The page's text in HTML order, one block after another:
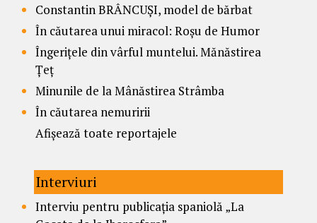
Constantin BRÂNCUȘI, model de bărbat
În căutarea unui miracol: Roșu de Humor
Îngerițele din vârful muntelui. Mănăstirea
Țeț
Minunile de la Mânăstirea Strâmba
În căutarea nemuririi
Afișează toate reportajele
Interviuri
Interviu pentru publicația spaniolă „La